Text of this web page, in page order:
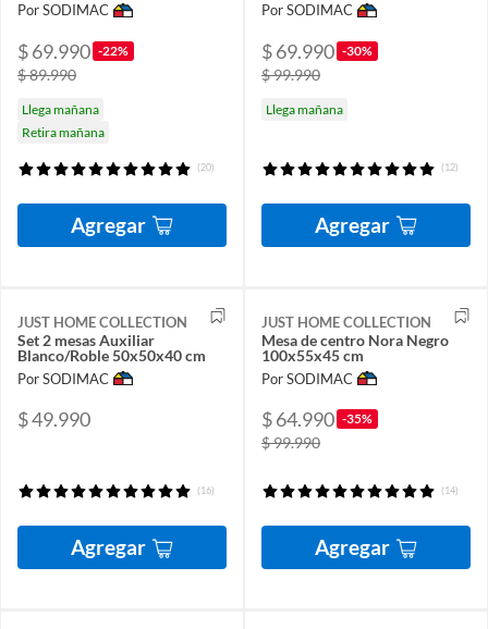
Por SODIMAC
$ 69.990 -22%
$ 89.990
Llega mañana
Retira mañana
(20)
Agregar
Por SODIMAC
$ 69.990 -30%
$ 99.990
Llega mañana
(12)
Agregar
JUST HOME COLLECTION
Set 2 mesas Auxiliar
Blanco/Roble 50x50x40 cm
Por SODIMAC
$ 49.990
(16)
Agregar
JUST HOME COLLECTION
Mesa de centro Nora Negro
100x55x45 cm
Por SODIMAC
$ 64.990 -35%
$ 99.990
(14)
Agregar